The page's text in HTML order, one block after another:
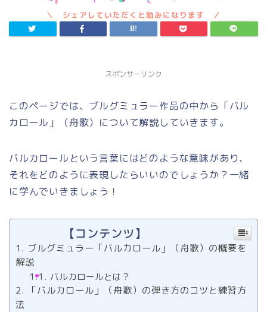
スポンサーリンク
このページでは、ブルグミュラー作品の中から「バル
カロール」（舟歌）について解説していきます。
バルカロールという言葉にはどのような意味があり、
それをどのように表現したらいいのでしょうか？一緒
に学んでいきましょう！
【コンテンツ】
ブルグミュラー「バルカロール」（舟歌）の概要を
解説
バルカロールとは？
「バルカロール」（舟歌）の弾き方のコツと練習方
法